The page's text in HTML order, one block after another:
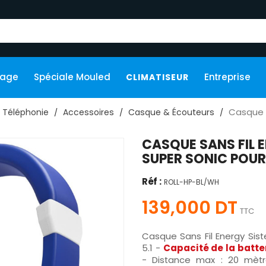
Spéciale Mouled CLIMATISEUR Entreprise
Téléphonie Accessoires Casque & Écouteurs Casque
CASQUE SANS FIL
SUPER SONIC
Réf : ROLL-HP-BL/WH
139,000 DT TTC
Casque Sans Fil Energy
5.1 - Capacité de la
- Distance max : 20